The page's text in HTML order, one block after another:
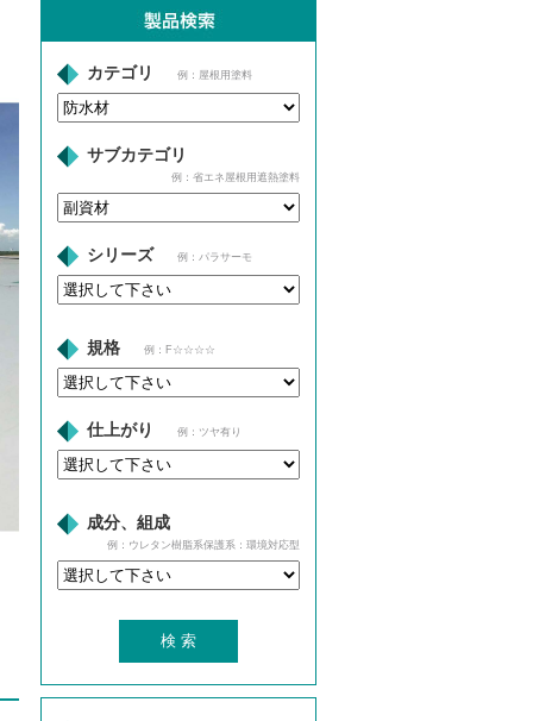
カテゴリ 例：屋根用塗料
サブカテゴリ
例：省エネ屋根用遮熱塗料
シリーズ 例：パラサーモ
規格 例：F☆☆☆☆
仕上がり 例：ツヤ有り
成分、組成
例：ウレタン樹脂系保護系：環境対応型